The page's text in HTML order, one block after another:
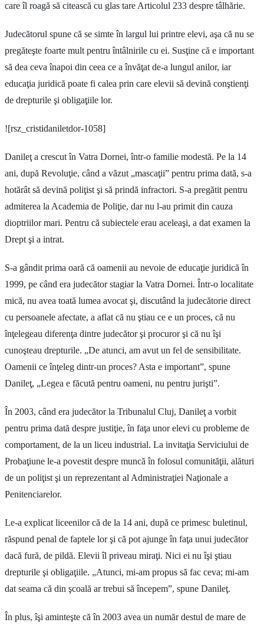
care îl roagă să citească cu glas tare Articolul 233 despre tâlhărie.
Judecătorul spune că se simte în largul lui printre elevi, aşa că nu se
pregăteşte foarte mult pentru întâlnirile cu ei. Susţine că e important
să dea ceva înapoi din ceea ce a învăţat de-a lungul anilor, iar
educaţia juridică poate fi calea prin care elevii să devină conştienţi
de drepturile şi obligaţiile lor.
![rsz_cristidaniletdor-1058]
Danileţ a crescut în Vatra Dornei, într-o familie modestă. Pe la 14
ani, după Revoluţie, când a văzut „mascaţii” pentru prima dată, s-a
hotărât să devină poliţist şi să prindă infractori. S-a pregătit pentru
admiterea la Academia de Poliţie, dar nu l-au primit din cauza
dioptriilor mari. Pentru că subiectele erau aceleaşi, a dat examen la
Drept şi a intrat.
S-a gândit prima oară că oamenii au nevoie de educaţie juridică în
1999, pe când era judecător stagiar la Vatra Dornei. Într-o localitate
mică, nu avea toată lumea avocat şi, discutând la judecătorie direct
cu persoanele afectate, a aflat că nu ştiau ce e un proces, că nu
înţelegeau diferenţa dintre judecător şi procuror şi că nu îşi
cunoşteau drepturile. „De atunci, am avut un fel de sensibilitate.
Oamenii ce înţeleg dintr-un proces? Asta e important”, spune
Danileţ, „Legea e făcută pentru oameni, nu pentru jurişti”.
În 2003, când era judecător la Tribunalul Cluj, Danileţ a vorbit
pentru prima dată despre justiţie, în faţa unor elevi cu probleme de
comportament, de la un liceu industrial. La invitaţia Serviciului de
Probaţiune le-a povestit despre muncă în folosul comunităţii, alături
de un poliţist şi un reprezentant al Administraţiei Naţionale a
Penitenciarelor.
Le-a explicat liceenilor că de la 14 ani, după ce primesc buletinul,
răspund penal de faptele lor şi că pot ajunge în faţa unui judecător
dacă fură, de pildă. Elevii îl priveau miraţi. Nici ei nu îşi ştiau
drepturile şi obligaţiile. „Atunci, mi-am propus să fac ceva; mi-am
dat seama că din şcoală ar trebui să începem”, spune Danileţ.
În plus, îşi aminteşte că în 2003 avea un număr destul de mare de